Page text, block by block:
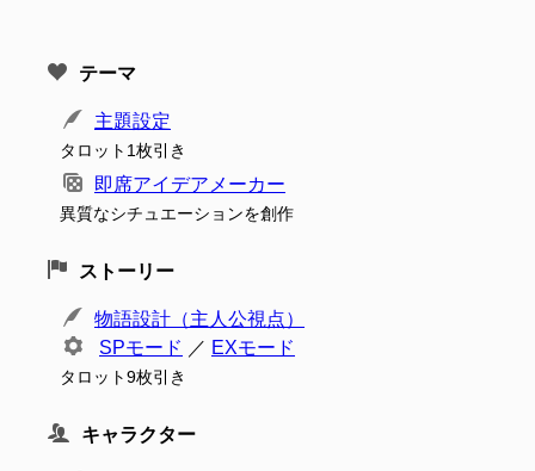
テーマ
主題設定
タロット1枚引き
即席アイデアメーカー
異質なシチュエーションを創作
ストーリー
物語設計（主人公視点）
SPモード ／ EXモード
タロット9枚引き
キャラクター